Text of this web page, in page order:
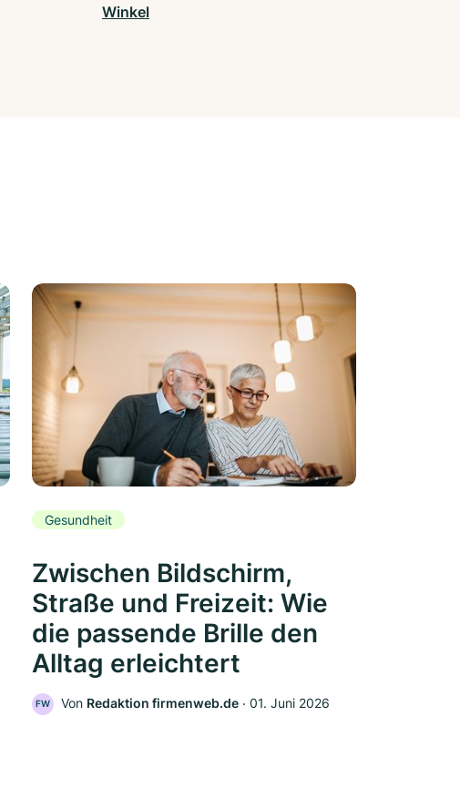
Winkel
Gesundheit
Zwischen Bildschirm,
Straße und Freizeit: Wie
die passende Brille den
Alltag erleichtert
FW Von Redaktion firmenweb.de ‧ 01. Juni 2026